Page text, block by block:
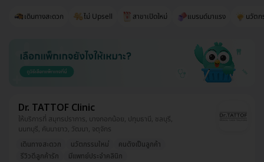
เดินทางสะดวก ไม่ Upsell สาขาเปิดใหม่ แบรนด์มาแรง นวัตก
Dr. TATTOF Clinic
ให้บริการที่ สมุทรปราการ, บางกอกน้อย, ปทุมธานี, ชลบุรี,
นนทบุรี, คันนายาว, วัฒนา, จตุจักร
เดินทางสะดวก
นวัตกรรมใหม่
คนดังเป็นลูกค้า
รีวิวดีลูกค้ารัก
มีแพทย์ประจำคลินิก